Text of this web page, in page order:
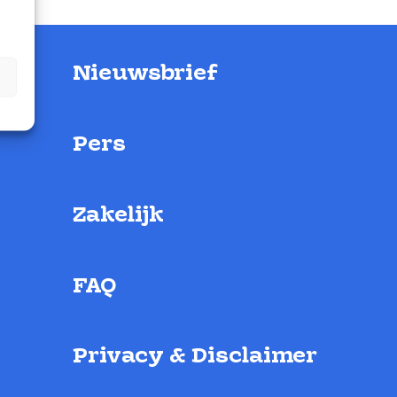
Nieuwsbrief
Pers
Zakelijk
FAQ
Privacy & Disclaimer